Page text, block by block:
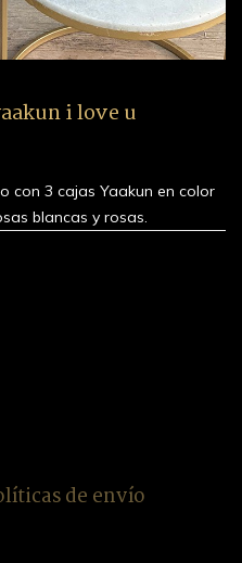
i love u
con 3 cajas Yaakun en color
blancas y rosas.
de envío